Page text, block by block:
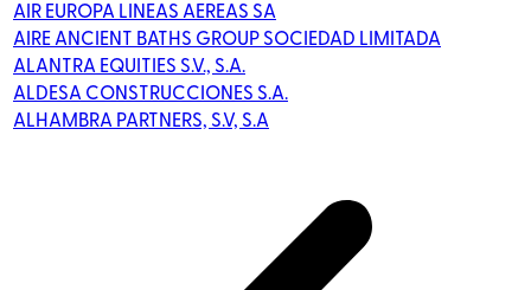
AIR EUROPA LINEAS AEREAS SA
AIRE ANCIENT BATHS GROUP SOCIEDAD LIMITADA
ALANTRA EQUITIES S.V., S.A.
ALDESA CONSTRUCCIONES S.A.
ALHAMBRA PARTNERS, S.V, S.A